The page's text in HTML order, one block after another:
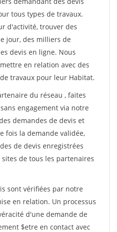
tous types de travaux.
d'activité, trouver des
jour, des milliers de
devis en ligne. Nous
en relation avec des
travaux pour leur Habitat.
du réseau , faites
engagement via notre
demandes de devis et
fois la demande validée,
de devis enregistrées
de tous les partenaires
sont vérifiées par notre
en relation. Un processus
d'une demande de
$etre en contact avec